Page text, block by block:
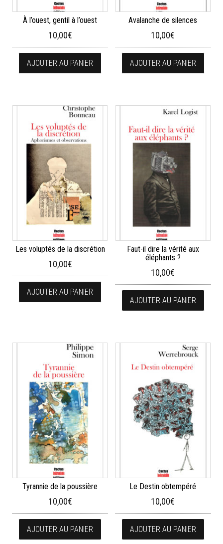
À l’ouest, gentil à l’ouest
10,00€
AJOUTER AU PANIER
Avalanche de silences
10,00€
AJOUTER AU PANIER
Les voluptés de la discrétion
10,00€
AJOUTER AU PANIER
Faut-il dire la vérité aux
éléphants ?
10,00€
AJOUTER AU PANIER
Tyrannie de la poussière
10,00€
AJOUTER AU PANIER
Le Destin obtempéré
10,00€
AJOUTER AU PANIER